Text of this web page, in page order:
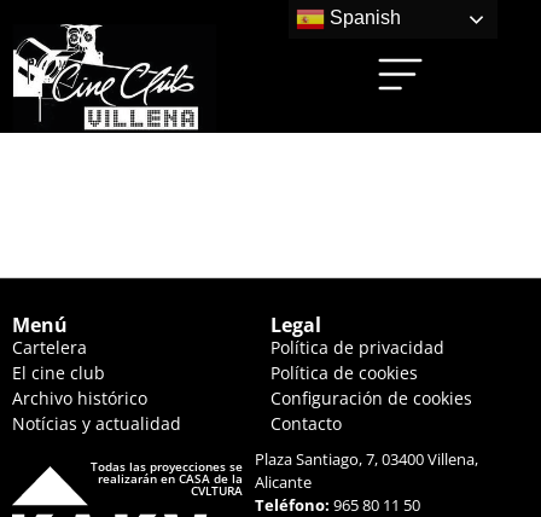
Menú
Cartelera
El cine club
Archivo histórico
Notícias y actualidad
Legal
Política de privacidad
Política de cookies
Configuración de cookies
Contacto
Todas las proyecciones se
realizarán en CASA de la
CVLTURA
Plaza Santiago, 7, 03400 Villena,
Alicante
Teléfono:965 80 11 50
Spanish